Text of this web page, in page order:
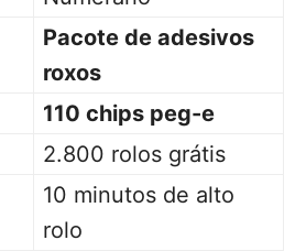
Pacote de adesivos
roxos
110 chips peg-e
2.800 rolos grátis
10 minutos de alto
rolo